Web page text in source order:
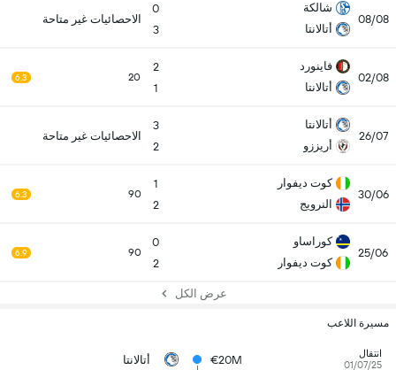
08/08
شالكة
أتالانتا
0
3
الاحصائيات غير متاحة
02/08
فاينورد
أتالانتا
2
1
20
6.3
26/07
أتالانتا
أريززو
3
2
الاحصائيات غير متاحة
30/06
كوت ديفوار
النرويج
1
2
90
6.3
25/06
كوراساو
كوت ديفوار
0
2
90
6.9
عرض الكل
مسيرة اللاعب
انتقال
01/07/25
€20M أتالانتا